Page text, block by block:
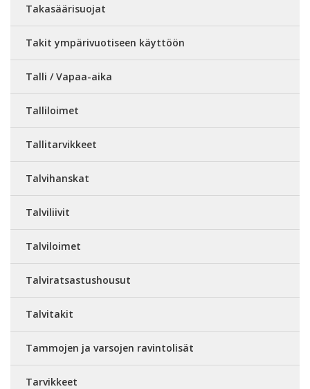
Takasäärisuojat
Takit ympärivuotiseen käyttöön
Talli / Vapaa-aika
Talliloimet
Tallitarvikkeet
Talvihanskat
Talviliivit
Talviloimet
Talviratsastushousut
Talvitakit
Tammojen ja varsojen ravintolisät
Tarvikkeet